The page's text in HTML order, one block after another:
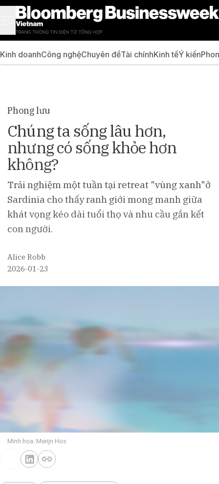
Kinh doanhCông nghệChuyên đềTài chínhKinh tếÝ kiến
Phong lưu
Chúng ta sống lâu hơn,
nhưng có sống khỏe hơn
không?
Alice Robb
2026-01-23
Trải nghiệm một tuần tại retreat "vùng xanh"ở
Sardinia cho thấy ranh giới mong manh giữa
khát vọng kéo dài tuổi thọ và nhu cầu gắn kết
con người.
Minh họa: Merijn Hos